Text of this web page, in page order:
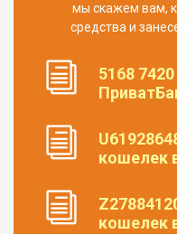
мы скажем вам,
средства и
5168
кошелек
кошелек